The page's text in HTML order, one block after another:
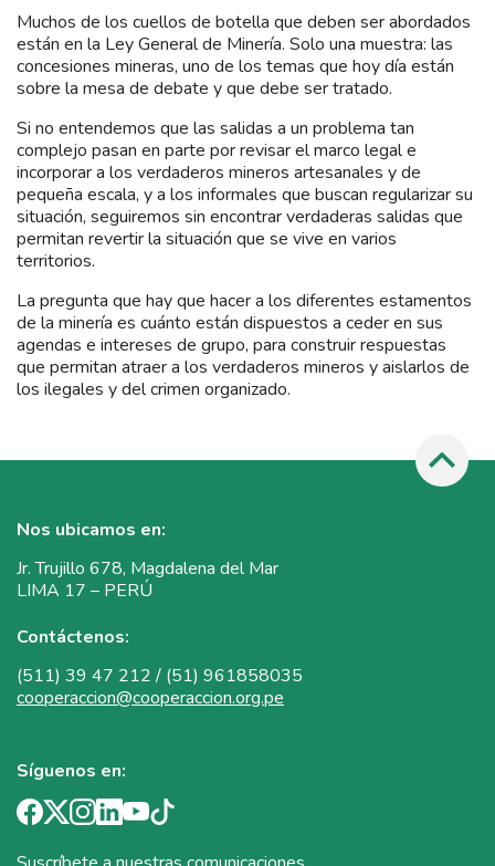
Muchos de los cuellos de botella que deben ser abordados
están en la Ley General de Minería. Solo una muestra: las
concesiones mineras, uno de los temas que hoy día están
sobre la mesa de debate y que debe ser tratado.
Si no entendemos que las salidas a un problema tan
complejo pasan en parte por revisar el marco legal e
incorporar a los verdaderos mineros artesanales y de
pequeña escala, y a los informales que buscan regularizar su
situación, seguiremos sin encontrar verdaderas salidas que
permitan revertir la situación que se vive en varios
territorios.
La pregunta que hay que hacer a los diferentes estamentos
de la minería es cuánto están dispuestos a ceder en sus
agendas e intereses de grupo, para construir respuestas
que permitan atraer a los verdaderos mineros y aislarlos de
los ilegales y del crimen organizado.
Nos ubicamos en:
Jr. Trujillo 678, Magdalena del Mar
LIMA 17 – PERÚ
Contáctenos:
(511) 39 47 212 / (51) 961858035
cooperaccion@cooperaccion.org.pe
Síguenos en: